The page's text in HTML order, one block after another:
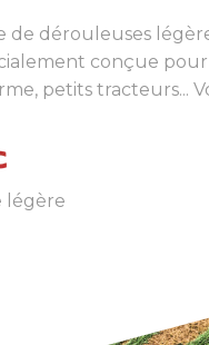
de dérouleuses
conçue
petits tracteurs...
légère